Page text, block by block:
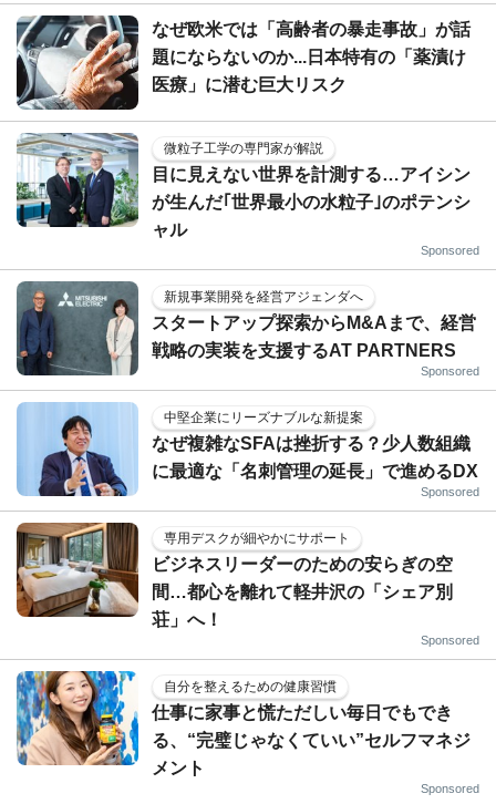
なぜ欧米では「高齢者の暴走事故」が話
題にならないのか...日本特有の「薬漬け
医療」に潜む巨大リスク
微粒子工学の専門家が解説
目に見えない世界を計測する…アイシン
が生んだ｢世界最小の水粒子｣のポテンシ
ャル
Sponsored
新規事業開発を経営アジェンダへ
スタートアップ探索からM&Aまで、経営
戦略の実装を支援するAT PARTNERS
Sponsored
中堅企業にリーズナブルな新提案
なぜ複雑なSFAは挫折する？少人数組織
に最適な「名刺管理の延長」で進めるDX
Sponsored
専用デスクが細やかにサポート
ビジネスリーダーのための安らぎの空
間…都心を離れて軽井沢の「シェア別
荘」へ！
Sponsored
自分を整えるための健康習慣
仕事に家事と慌ただしい毎日でもでき
る、“完璧じゃなくていい”セルフマネジ
メント
Sponsored